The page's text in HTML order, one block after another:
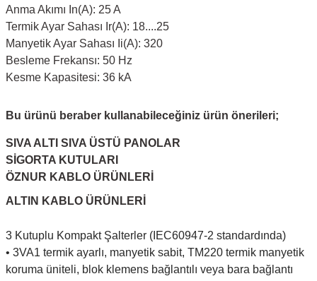
Anma Akımı In(A): 25 A
Termik Ayar Sahası Ir(A): 18....25
Manyetik Ayar Sahası Ii(A): 320
Besleme Frekansı: 50 Hz
Kesme Kapasitesi: 36 kA
Bu ürünü beraber kullanabileceğiniz ürün önerileri;
SIVA ALTI SIVA ÜSTÜ PANOLAR
SİGORTA KUTULARI
ÖZNUR KABLO ÜRÜNLERİ
ALTIN KABLO ÜRÜNLERİ
3 Kutuplu Kompakt Şalterler (IEC60947-2 standardında)
• 3VA1 termik ayarlı, manyetik sabit, TM220 termik manyetik
koruma üniteli, blok klemens bağlantılı veya bara bağlantı